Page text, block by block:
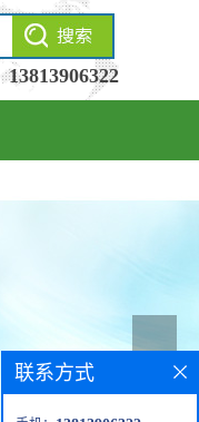
13813906322
联系方式